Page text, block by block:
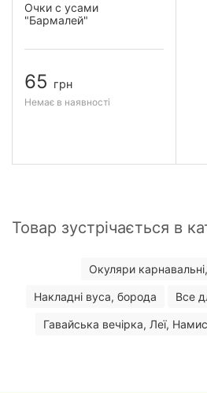
Очки с усами
"Бармалей"
65 грн
Немає в наявності
Товар зустрічається в
Окуляри
Накладні вуса, борода Все
Гавайська вечірка, Леї,